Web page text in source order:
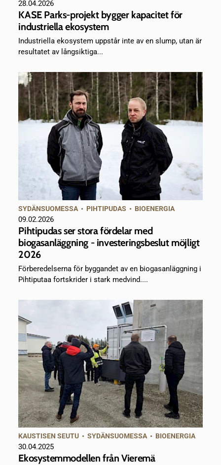
28.04.2026
KASE Parks-projekt bygger kapacitet för
industriella ekosystem
Industriella ekosystem uppstår inte av en slump, utan är
resultatet av långsiktiga...
SYDÄNSUOMESSA • PIHTIPUDAS • BIOENERGIA
09.02.2026
Pihtipudas ser stora fördelar med
biogasanläggning - investeringsbeslut möjligt
2026
Förberedelserna för byggandet av en biogasanläggning i
Pihtiputaa fortskrider i stark medvind....
KAUSTISEN SEUTU •SYDÄNSUOMESSA• BIOENERGIA
30.04.2025
Ekosystemmodellen från Vieremä